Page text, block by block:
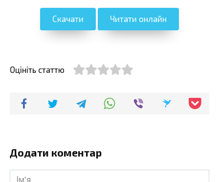
Скачати Читати онлайн
Оцініть статтю
Додати коментар
Ім'я